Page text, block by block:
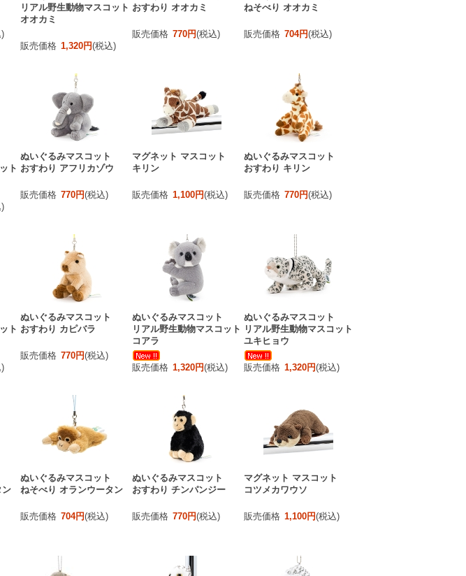
リアル野生動物マスコット
オオカミ
販売価格 1,320円(税込)
おすわり オオカミ
販売価格 770円(税込)
ねそべり オオカミ
販売価格 704円(税込)
ト
ぬいぐるみマスコット
おすわり アフリカゾウ
販売価格 770円(税込)
マグネット マスコット
キリン
販売価格 1,100円(税込)
ぬいぐるみマスコット
おすわり キリン
販売価格 770円(税込)
ト
ぬいぐるみマスコット
おすわり カピバラ
販売価格 770円(税込)
ぬいぐるみマスコット
リアル野生動物マスコット
コアラ
販売価格 1,320円(税込)
ぬいぐるみマスコット
リアル野生動物マスコット
ユキヒョウ
販売価格 1,320円(税込)
ン
ぬいぐるみマスコット
ねそべり オランウータン
販売価格 704円(税込)
ぬいぐるみマスコット
おすわり チンパンジー
販売価格 770円(税込)
マグネット マスコット
コツメカワウソ
販売価格 1,100円(税込)